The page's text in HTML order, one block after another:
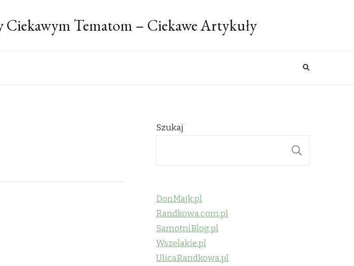
Ciekawym Tematom – Ciekawe Artykuły
Szukaj
DonMajk.pl
Randkowa.com.pl
SamotniBlog.pl
Wszelakie.pl
UlicaRandkowa.pl